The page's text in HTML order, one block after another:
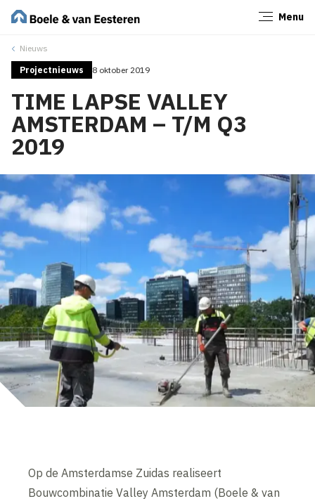
Menu
Nieuws
Projectnieuws 8 oktober 2019
TIME LAPSE VALLEY
AMSTERDAM – T/M Q3
2019
Op de Amsterdamse Zuidas realiseert
Bouwcombinatie Valley Amsterdam (Boele & van
Sluiten